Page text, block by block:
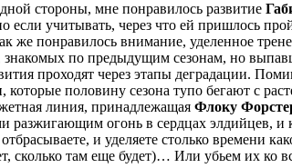
стороны, мне понравилось развитие
учитывать, через что ей пришлось
же понравилось внимание, уделенное
знакомых по предыдущим сезонам, но
проходят через этапы деградации.
, которые половину сезона тупо бегают с
линия, принадлежащая Флоку
огонь в сердцах элдийцев, и
и уделяете столько времени
сколько там еще будет)… Или убьем их ко